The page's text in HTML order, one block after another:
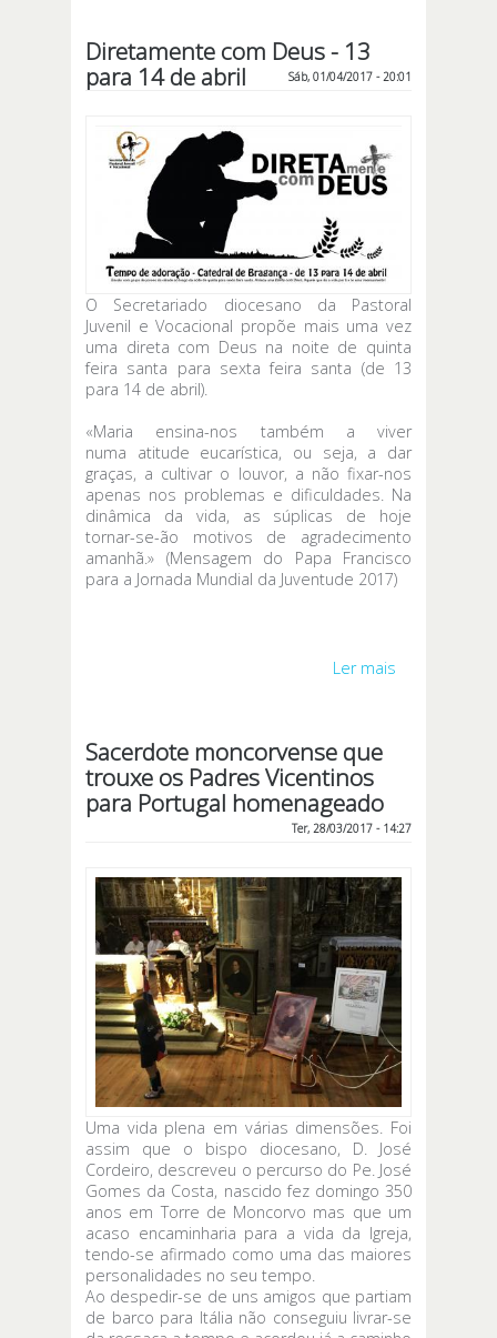
arquiteto da
Diretamente com Deus - 13
para 14 de abril
Sáb, 01/04/2017 - 20:01
O Secretariado diocesano da Pastoral
Juvenil e Vocacional propõe mais uma vez
uma direta com Deus na noite de quinta
feira santa para sexta feira santa (de 13
para 14 de abril).
«Maria ensina-nos também a viver
numa atitude eucarística, ou seja, a dar
graças, a cultivar o louvor, a não fixar-nos
apenas nos problemas e dificuldades. Na
dinâmica da vida, as súplicas de hoje
tornar-se-ão motivos de agradecimento
amanhã.» (Mensagem do Papa Francisco
para a Jornada Mundial da Juventude 2017)
Ler mais
Sacerdote moncorvense que
trouxe os Padres Vicentinos
para Portugal homenageado
Ter, 28/03/2017 - 14:27
Uma vida plena em várias dimensões. Foi
assim que o bispo diocesano, D. José
Cordeiro, descreveu o percurso do Pe. José
Gomes da Costa, nascido fez domingo 350
anos em Torre de Moncorvo mas que um
acaso encaminharia para a vida da Igreja,
tendo-se afirmado como uma das maiores
personalidades no seu tempo.
Ao despedir-se de uns amigos que partiam
de barco para Itália não conseguiu livrar-se